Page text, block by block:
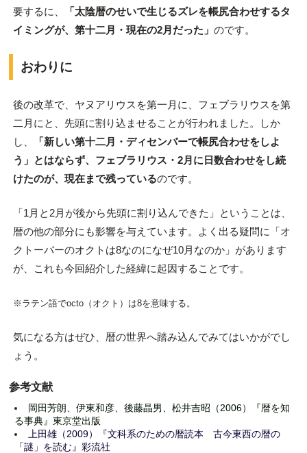
要するに、
「太陰暦のせいで生じるズレを帳尻合わせするタ
イミングが、第十二月・現在の2月だった」 のです。
おわりに
後の改革で、ヤヌアリウスを第一月に、フェブラリウスを第
二月にと、先頭に割り込ませることが行われました。しか
し、
「新しい第十二月・ディセンバーで帳尻合わせをしよ
う」とはならず、フェブラリウス・2月に日数合わせをし続
けたのが、現在まで残っているのです。
「1月と2月が後から先頭に割り込んできた」ということは、
暦の他の部分にも影響を与えています。よく出る疑問に「オ
クトーバーのオクトは8なのになぜ10月なのか」があります
が、これも今回紹介した経緯に起因することです。
※ラテン語でocto（オクト）は8を意味する。
気になる方はぜひ、暦の世界へ踏み込んでみてはいかがでし
ょう。
参考文献
岡田芳朗、伊東和彦、後藤晶男、松井吉昭（2006）『暦を知
る事典』東京堂出版
上田雄（2009）『文科系のための暦読本 古今東西の暦の
「謎」を読む』彩流社